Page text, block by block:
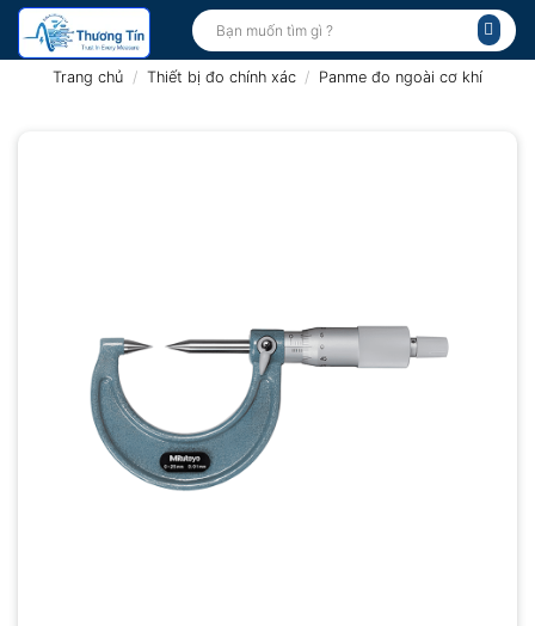
Bỏ
qua
Tìm
kiếm:
Trang chủ / Thiết bị đo chính xác / Panme đo ngoài cơ khí